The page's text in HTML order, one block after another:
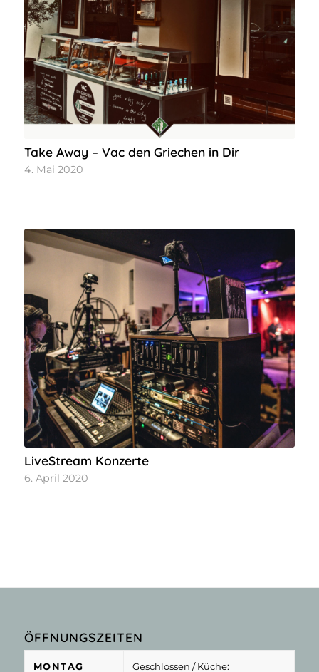
Take Away – Vac den Griechen in Dir
4. Mai 2020
LiveStream Konzerte
6. April 2020
ÖFFNUNGSZEITEN
MONTAG Geschlossen / Küche: